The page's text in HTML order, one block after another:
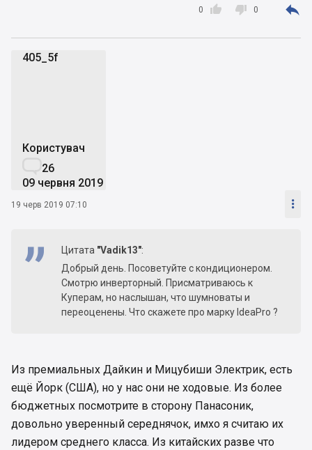

0  0 
405_5f
Користувач
26
09 червня 2019
19 черв 2019 07:10 
Цитата "Vadik13":
Добрый день. Посоветуйте с кондиционером.
Смотрю инверторный. Присматриваюсь к
Куперам, но наслышан, что шумноваты и
переоценены. Что скажете про марку IdeaPro ?
Из премиальных Дайкин и Мицубиши Электрик, есть
ещё Йорк (США), но у нас они не ходовые. Из более
бюджетных посмотрите в сторону Панасоник,
довольно уверенный середнячок, имхо я считаю их
лидером среднего класса. Из китайских разве что